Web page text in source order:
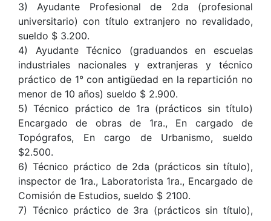
3) Ayudante Profesional de 2da (profesional
universitario) con título extranjero no revalidado,
sueldo $ 3.200.
4) Ayudante Técnico (graduandos en escuelas
industriales nacionales y extranjeras y técnico
práctico de 1° con antigüedad en la repartición no
menor de 10 años) sueldo $ 2.900.
5) Técnico práctico de 1ra (prácticos sin título)
Encargado de obras de 1ra., En cargado de
Topógrafos, En cargo de Urbanismo, sueldo
$2.500.
6) Técnico práctico de 2da (prácticos sin título),
inspector de 1ra., Laboratorista 1ra., Encargado de
Comisión de Estudios, sueldo $ 2100.
7) Técnico práctico de 3ra (prácticos sin título),